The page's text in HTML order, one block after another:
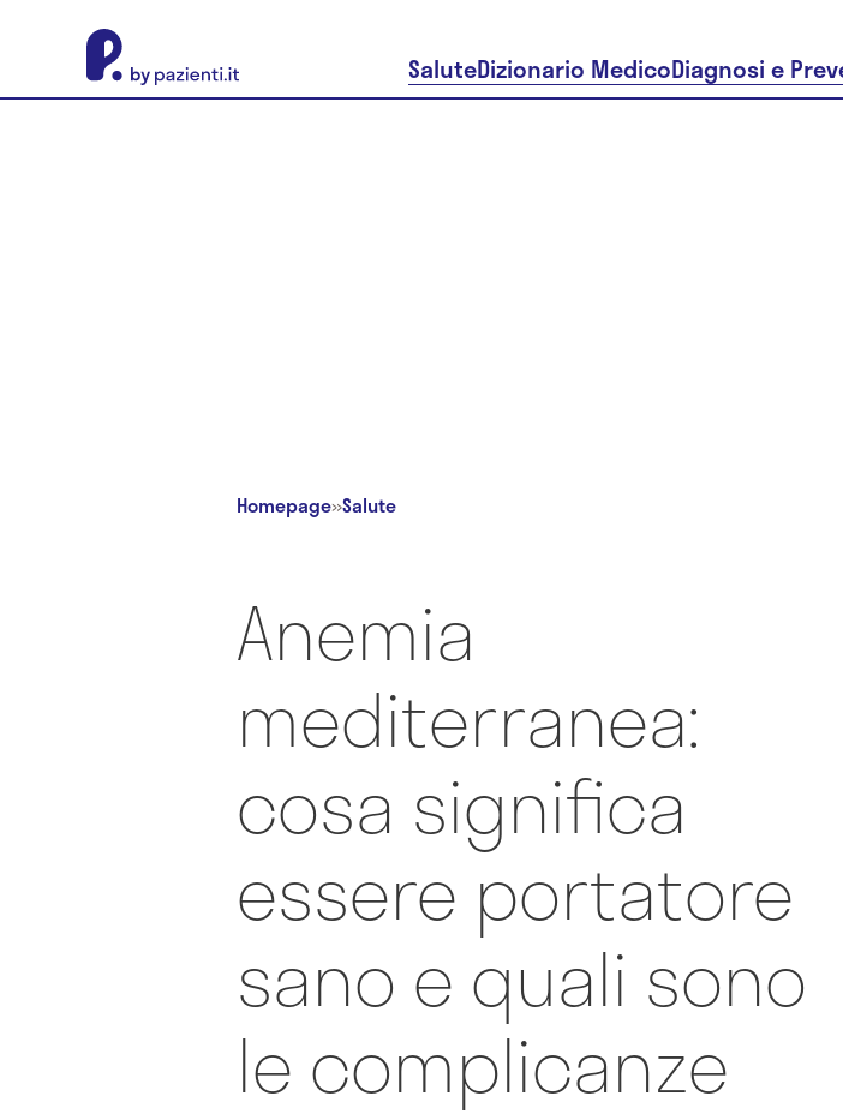
SaluteDizionario MedicoDiagnosi e
Homepage»Salute
Anemia
mediterranea:
cosa significa
essere portatore
sano e quali sono
le complicanze